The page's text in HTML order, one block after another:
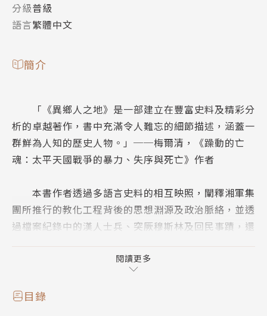
分級普級
語言繁體中文
簡介
「《異鄉人之地》是一部建立在豐富史料及精彩分
析的卓越著作，書中充滿令人難忘的細節描述，涵蓋一
群鮮為人知的歷史人物。」──梅爾清，《躁動的亡
魂：太平天國戰爭的暴力、失序與死亡》作者
本書作者透過多語言史料的相互映照，闡釋湘軍集
團所推行的教化工程背後的思想淵源及政治脈絡，並透
過檔案紀錄中的漢人士兵、突厥穆斯林及回民事蹟，還
《異鄉人之地：清帝國在新疆的教化工程》描述十
九世紀末晚清時期，中國本地湘軍集團重新征服了新疆
閱讀更多
目錄